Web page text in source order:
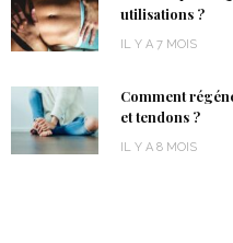
utilisations ?
IL Y A 7 MOIS
Comment
et tendons ?
IL Y A 8 MOIS